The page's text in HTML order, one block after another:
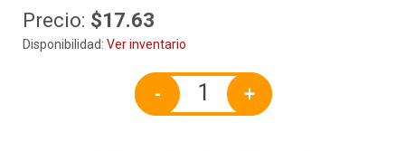
Precio: $17.63
Disponibilidad: Ver inventario
- +